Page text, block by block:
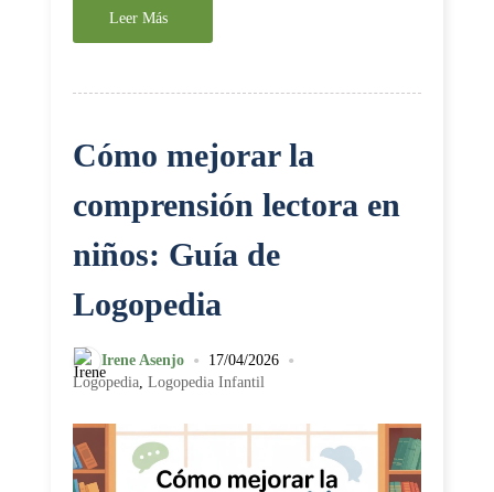
Leer Más
Cómo mejorar la
comprensión lectora en
niños: Guía de
Logopedia
Irene Asenjo • 17/04/2026 •
Logopedia, Logopedia Infantil